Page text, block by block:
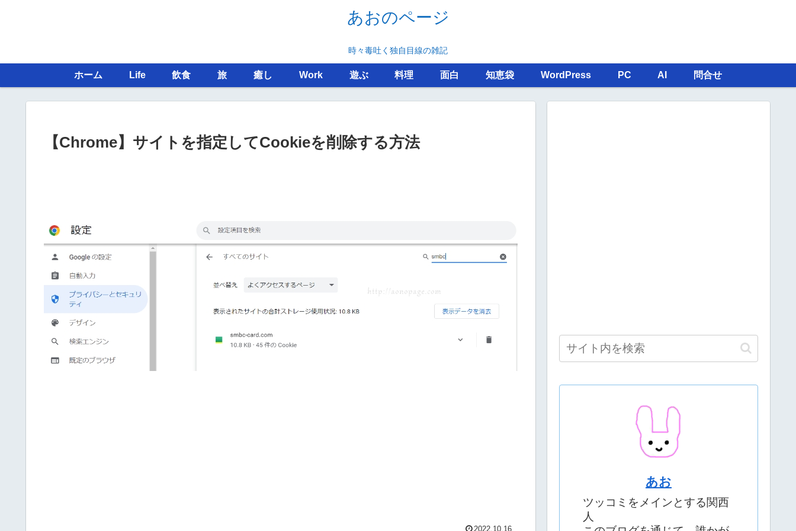
あおのページ
時々毒吐く独自目線の雑記
ホーム Life 飲食 旅 癒し Work 遊ぶ 料理 面白 知恵袋 WordPress PC AI 問合せ
【Chrome】サイトを指定してCookieを削除する方法
2022.10.16
あお
ツッコミをメインとする関西
人